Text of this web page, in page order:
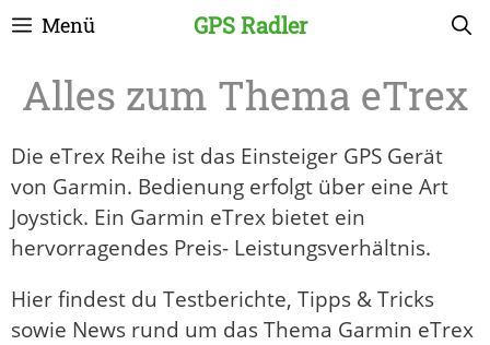
Zum
springen
GPS Radler
Menü
eTrex
Die eTrex Reihe ist das Einsteiger GPS Gerät
von Garmin. Bedienung erfolgt über eine Art
Joystick. Ein Garmin eTrex bietet ein
hervorragendes Preis- Leistungsverhältnis.
Hier findest du Testberichte, Tipps & Tricks
sowie News rund um das Thema Garmin eTrex